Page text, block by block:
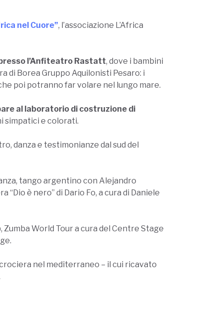
nel Cuore”, l’associazione L’Africa
l’Anfiteatro Rastatt, dove i bambini
di Borea Gruppo Aquilonisti Pesaro: i
poi potranno far volare nel lungo mare.
al laboratorio di costruzione di
simpatici e colorati.
danza e testimonianze dal sud del
tango argentino con Alejandro
è nero” di Dario Fo, a cura di Daniele
Zumba World Tour a cura del Centre Stage
nel mediterraneo – il cui ricavato